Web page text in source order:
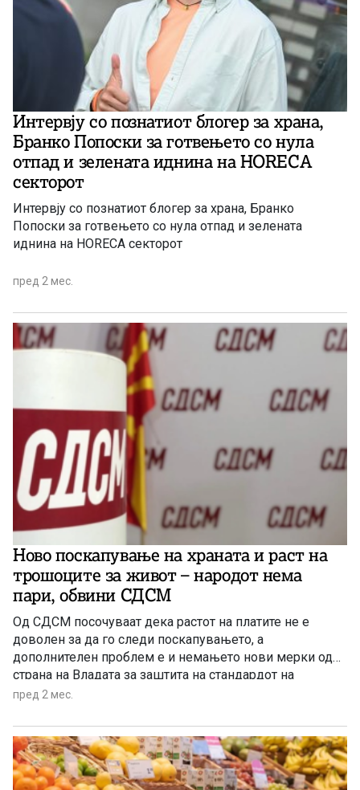
Интервју со познатиот блогер за храна,
Бранко Попоски за готвењето со нула
отпад и зелената иднина на HORECA
секторот
Интервју со познатиот блогер за храна, Бранко
Попоски за готвењето со нула отпад и зелената
иднина на HORECA секторот
пред 2 мес.
Ново поскапување на храната и раст на
трошоците за живот – народот нема
пари, обвини СДСМ
Од СДСМ посочуваат дека растот на платите не е
доволен за да го следи поскапувањето, а
дополнителен проблем е и немањето нови мерки од
страна на Владата за заштита на стандардот на
граѓаните. Според опозицијата, секојдневните трошоци
поголем товар за семејните буџети. Тие алармираат
дека синдикалната потрошувачка кошничка
континуирано расте, додека реалната куповна моќ на
граѓаните опаѓа.
пред 2 мес.